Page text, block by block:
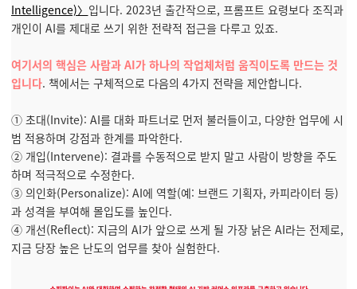
Intelligence)〉 입니다. 2023년 출간작으로, 프롬프트 요령보다 조직과
개인이 AI를 제대로 쓰기 위한 전략적 접근을 다루고 있죠.
여기서의 핵심은 사람과 AI가 하나의 작업체처럼 움직이도록 만드는 것
입니다. 책에서는 구체적으로 다음의 4가지 전략을 제안합니다.
① 초대(Invite): AI를 대화 파트너로 먼저 불러들이고, 다양한 업무에 시
범 적용하며 강점과 한계를 파악한다.
② 개입(Intervene): 결과를 수동적으로 받지 말고 사람이 방향을 주도
하며 적극적으로 수정한다.
③ 의인화(Personalize): AI에 역할(예: 브랜드 기획자, 카피라이터 등)
과 성격을 부여해 몰입도를 높인다.
④ 개선(Reflect): 지금의 AI가 앞으로 쓰게 될 가장 낡은 AI라는 전제로,
지금 당장 높은 난도의 업무를 찾아 실험한다.